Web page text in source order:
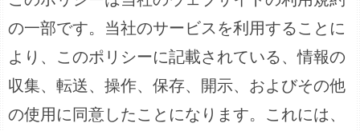
の一部です。当社のサービスを利用することに
より、このポリシーに記載されている、情報の
収集、転送、操作、保存、開示、およびその他
の使用に同意したことになります。これには、